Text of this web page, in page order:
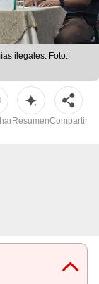
ilegales. Foto:
ResumenCompartir